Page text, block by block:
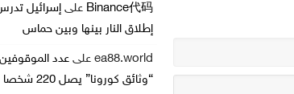
Binance代码 على إسرائيل
إطلاق النار بينها وبين حماس
ea88.worldعلى عدد
“وثائق كورونا” يصل 220 شخصا